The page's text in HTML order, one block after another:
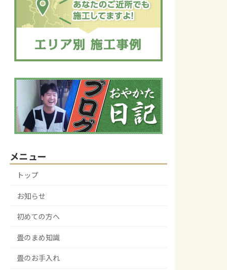
メニュー
トップ
お知らせ
初めての方へ
畳のまめ知識
畳のお手入れ